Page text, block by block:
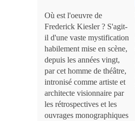
Où est l'oeuvre de
Frederick Kiesler ? S'agit-
il d'une vaste mystification
habilement mise en scène,
depuis les années vingt,
par cet homme de théâtre,
intronisé comme artiste et
architecte visionnaire par
les rétrospectives et les
ouvrages monographiques